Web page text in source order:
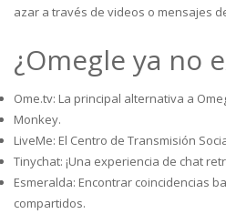
azar a través de videos o mensajes
¿Omegle ya no
Ome.tv: La principal alternativa a
Monkey.
LiveMe: El Centro de Transmisión
Tinychat: ¡Una experiencia de chat
Esmeralda: Encontrar coincidencias
compartidos.